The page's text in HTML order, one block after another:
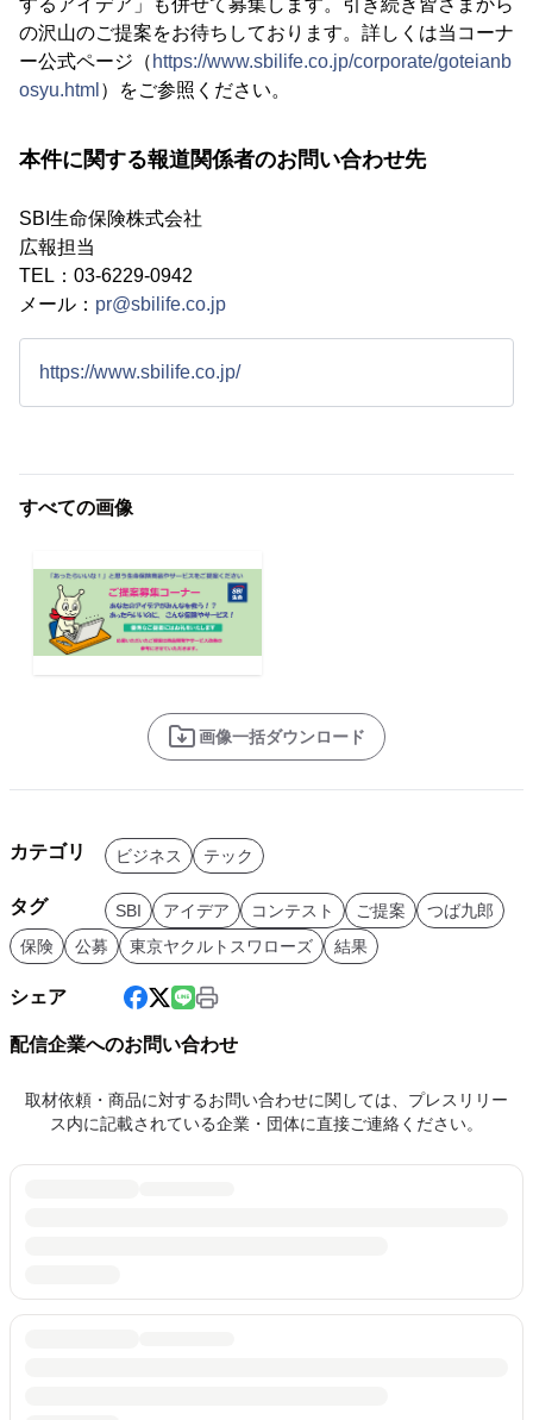
の沢山のご提案をお待ちしております。詳しくは当コーナ
ー公式ページ（ https://www.sbilife.co.jp/corporate/goteianb
osyu.html ）をご参照ください。
本件に関する報道関係者のお問い合わせ先
SBI⽣命保険株式会社
広報担当
TEL：03-6229-0942
メール： pr@sbilife.co.jp
https://www.sbilife.co.jp/
すべての画像
画像一括ダウンロード
カテゴリ ビジネス テック
タグ SBI アイデア コンテスト ご提案
つば九郎
保険
公募 東京ヤクルトスワローズ 結果
シェア
配信企業へのお問い合わせ
取材依頼・商品に対するお問い合わせに関しては、プレスリリー
ス内に記載されている企業・団体に直接ご連絡ください。